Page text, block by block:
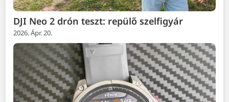
DJI Neo 2 drón teszt: repülő szelfigyár
2026. Ápr. 20.